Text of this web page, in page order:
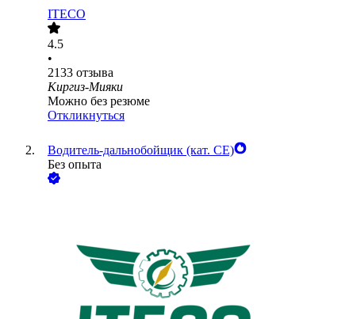
ITECO
4.5
•
2133 отзыва
Киргиз-Мияки
Можно без резюме
Откликнуться
Водитель-дальнобойщик (кат. CE)
Без опыта